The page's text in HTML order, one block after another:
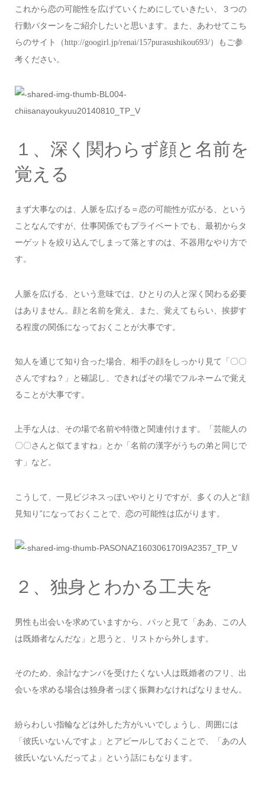
これから恋の可能性を広げていくためにしていきたい、３つの
行動パターンをご紹介したいと思います。また、あわせてこち
らのサイト（http://googirl.jp/renai/157purasushikou693/）もご参
考ください。
１、深く関わらず顔と名前を
覚える
まず大事なのは、人脈を広げる＝恋の可能性が広がる、という
ことなんですが、仕事関係でもプライベートでも、最初からタ
ーゲットを絞り込んでしまって落とすのは、不器用なやり方で
す。
人脈を広げる、という意味では、ひとりの人と深く関わる必要
はありません。顔と名前を覚え、また、覚えてもらい、挨拶す
る程度の関係になっておくことが大事です。
知人を通じて知り合った場合、相手の顔をしっかり見て「〇〇
さんですね？」と確認し、できればその場でフルネームで覚え
ることが大事です。
上手な人は、その場で名前や特徴と関連付けます。「芸能人の
〇〇さんと似てますね」とか「名前の漢字がうちの弟と同じで
す」など。
こうして、一見ビジネスっぽいやりとりですが、多くの人と“顔
見知り”になっておくことで、恋の可能性は広がります。
２、独身とわかる工夫を
男性も出会いを求めていますから、パッと見て「ああ、この人
は既婚者なんだな」と思うと、リストから外します。
そのため、余計なナンパを受けたくない人は既婚者のフリ、出
会いを求める場合は独身者っぽく振舞わなければなりません。
紛らわしい指輪などは外した方がいいでしょうし、周囲には
「彼氏いないんですよ」とアピールしておくことで、「あの人
彼氏いないんだってよ」という話にもなります。